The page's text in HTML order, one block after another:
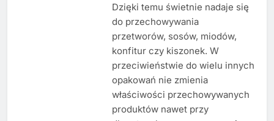
Dzięki temu świetnie nadaje się
do przechowywania
przetworów, sosów, miodów,
konfitur czy kiszonek. W
przeciwieństwie do wielu innych
opakowań nie zmienia
właściwości przechowywanych
produktów nawet przy